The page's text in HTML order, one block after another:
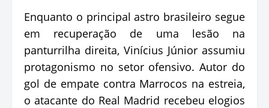
Enquanto o principal astro brasileiro segue
em recuperação de uma lesão na
panturrilha direita, Vinícius Júnior assumiu
protagonismo no setor ofensivo. Autor do
gol de empate contra Marrocos na estreia,
o atacante do Real Madrid recebeu elogios